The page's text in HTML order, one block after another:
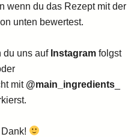
wenn du das Rezept mit der
unten bewertest.
du uns auf Instagramfolgst
mit @main_ingredients